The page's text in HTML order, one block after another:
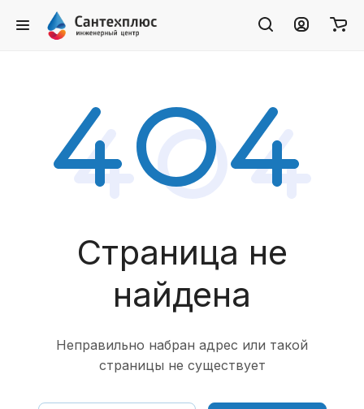
Страница не
найдена
Неправильно набран адрес или такой
страницы не существует